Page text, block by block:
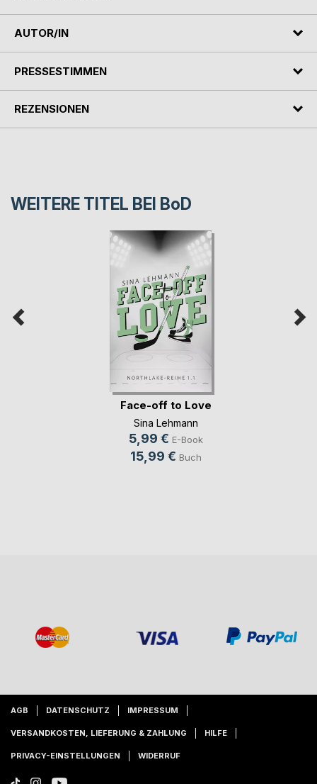
AUTOR/IN
PRESSESTIMMEN
REZENSIONEN
WEITERE TITEL BEI BoD
Face-off to Love
Sina Lehmann
5,99 € E-Book
15,99 € Buch
AGB DATENSCHUTZ IMPRESSUM
VERSANDKOSTEN, LIEFERUNG & ZAHLUNG HILFE
PRIVACY-EINSTELLUNGEN WIDERRUF